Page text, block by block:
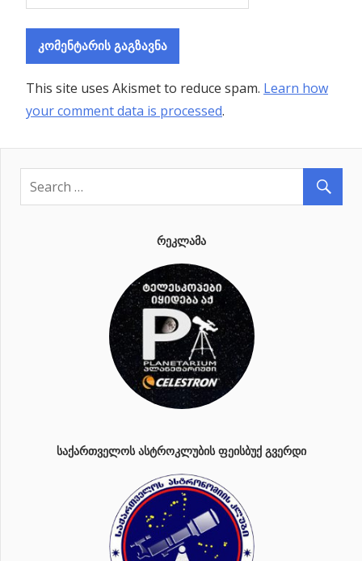
This site uses Akismet to reduce spam. Learn how
your comment data is processed.
ᲠᲔᲙᲚᲐᲛᲐ
ᲡᲐᲥᲐᲠᲗᲕᲔᲚᲝᲡ ᲐᲡᲢᲠᲝᲙᲚᲣᲑᲘᲡ ᲤᲔᲘᲡᲑᲣᲥ ᲒᲕᲔᲠᲓᲘ